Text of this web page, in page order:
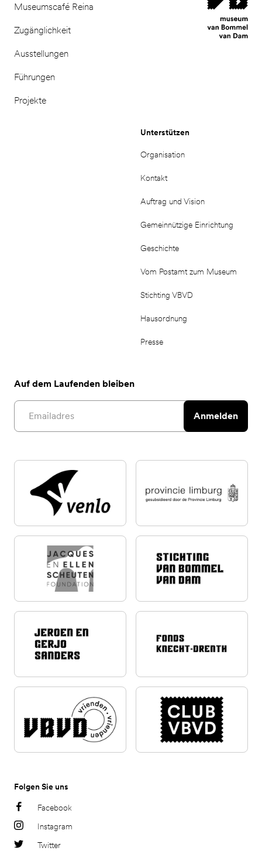
Museumscafé Reina
Zugänglichkeit
Ausstellungen
Führungen
Projekte
Unterstützen
Organisation
Kontakt
Auftrag und Vision
Gemeinnützige Einrichtung
Geschichte
Vom Postamt zum Museum
Stichting VBVD
Hausordnung
Presse
Auf dem Laufenden bleiben
Email address
Anmelden
Folgen Sie uns
Facebook
Instagram
Twitter